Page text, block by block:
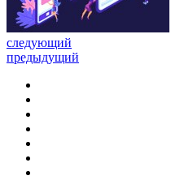
следующий
предыдущий